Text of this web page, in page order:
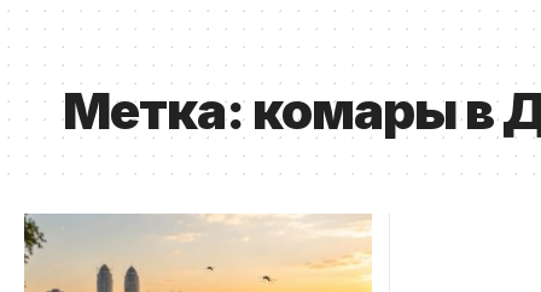
Метка:комары в